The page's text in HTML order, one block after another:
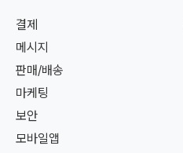
결제
메시지
판매/배송
마케팅
보안
모바일앱